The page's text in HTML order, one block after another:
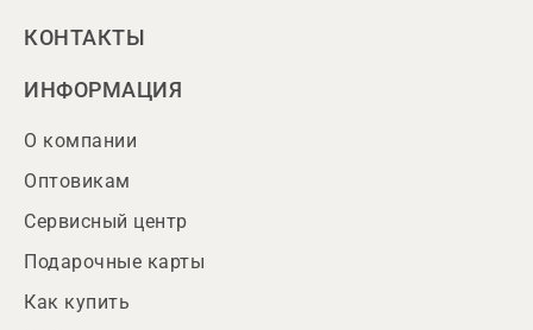
КОНТАКТЫ
ИНФОРМАЦИЯ
О компании
Оптовикам
Сервисный центр
Подарочные карты
Как купить